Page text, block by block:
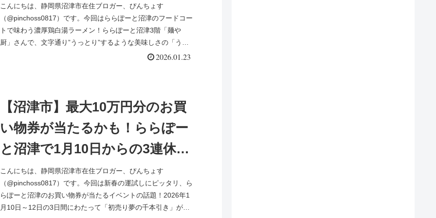
濃厚鶏白湯ラーメン
こんにちは、静岡県沼津市在住ブロガー、ぴんちょす
（@pinchoss0817）です。今回はららぽーと沼津のフードコー
トで味わう濃厚鶏白湯ラーメン！ららぽーと沼津3階「麺や
厨」さんで、文字通り”うっとり”するような美味しさの「うっ
2026.01.23
【沼津市】最大10万円分のお買
い物券が当たるかも！ららぽー
と沼津で1月10日からの3連休に
「初売り夢の千本引き」イベン
ト開催
こんにちは、静岡県沼津市在住ブロガー、ぴんちょす
（@pinchoss0817）です。今回は新春の運試しにピッタリ、ら
らぽーと沼津のお買い物券が当たるイベントの話題！2026年1
月10日～12日の3日間にわたって「初売り夢の千本引き」が開